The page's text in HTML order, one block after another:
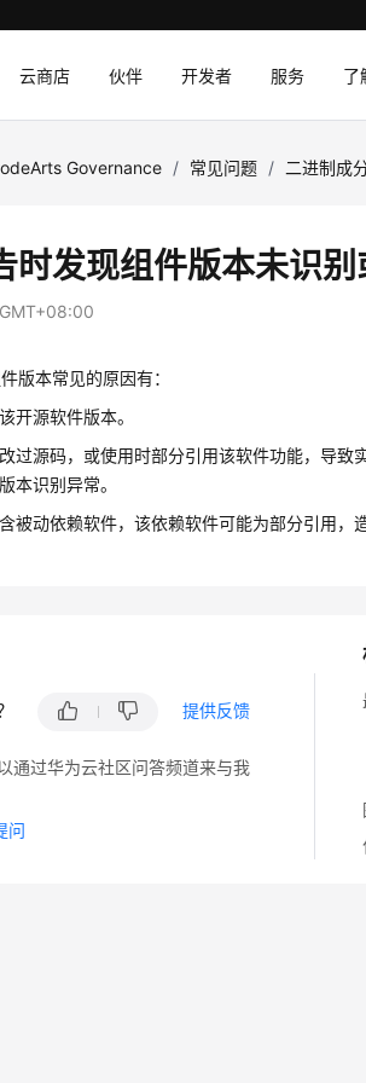
云商店 伙伴 开发者 服务 了
Governance / 常见问题 / 二进制成
时发现组件版本未识
版本常见的原因有：
开源软件版本。
过源码，或使用时部分引用该软件功能，导
本识别异常。
被动依赖软件，该依赖软件可能为部分引用，
提供反馈
通过华为云社区问答频道来与我
问